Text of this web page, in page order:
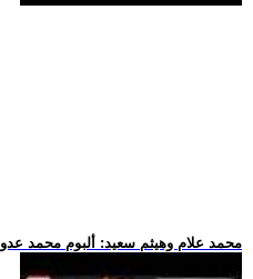
.. محمد علام وهيثم سعيد: ألبوم محمد